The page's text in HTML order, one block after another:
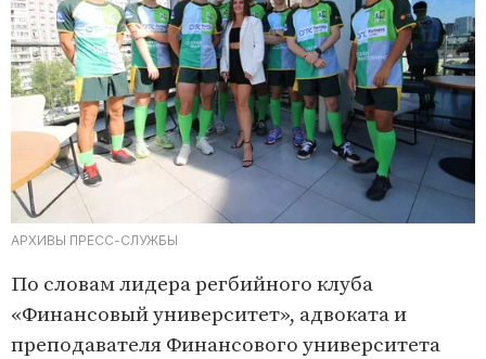
АРХИВЫ ПРЕСС-СЛУЖБЫ
По словам лидера регбийного клуба
«Финансовый университет», адвоката и
преподавателя Финансового университета